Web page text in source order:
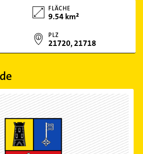
FLÄCHE
9.54 km²
PLZ
21720, 21718